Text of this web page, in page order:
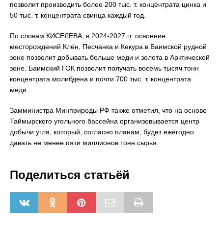
позволит производить более 200 тыс. т. концентрата цинка и
50 тыс. т. концентрата свинца каждый год.
По словам КИСЕЛЕВА, в 2024-2027 гг. освоение
месторождений Клён, Песчанка и Кекура в Баимской рудной
зоне позволит добывать больше меди и золота в Арктической
зоне. Баимский ГОК позволит получать восемь тысяч тонн
концентрата молибдена и почти 700 тыс. т. концентрата
меди.
Замминистра Минприроды РФ также отметил, что на основе
Таймырского угольного бассейна организовывается центр
добычи угля, который, согласно планам, будет ежегодно
давать не менее пяти миллионов тонн сырья.
Поделиться статьёй